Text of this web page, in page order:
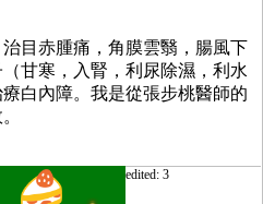
目赤腫痛，角膜雲翳，腸風下
甘寒，入腎，利尿除濕，利水
白內障。我是從張步桃醫師的
edited: 3